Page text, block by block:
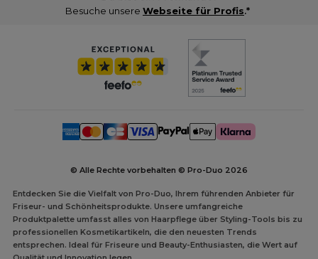
Besuche unsere Webseite für Profis.*
© Alle Rechte vorbehalten © Pro-Duo 2026
Entdecken Sie die Vielfalt von Pro-Duo, Ihrem führenden Anbieter für
Friseur- und Schönheitsprodukte. Unsere umfangreiche
Produktpalette umfasst alles von Haarpflege über Styling-Tools bis zu
professionellen Kosmetikartikeln, die den neuesten Trends
entsprechen. Ideal für Friseure und Beauty-Enthusiasten, die Wert auf